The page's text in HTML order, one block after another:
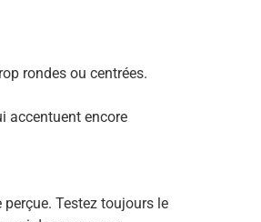
rondes ou centrées.
accentuent encore
Testez toujours le